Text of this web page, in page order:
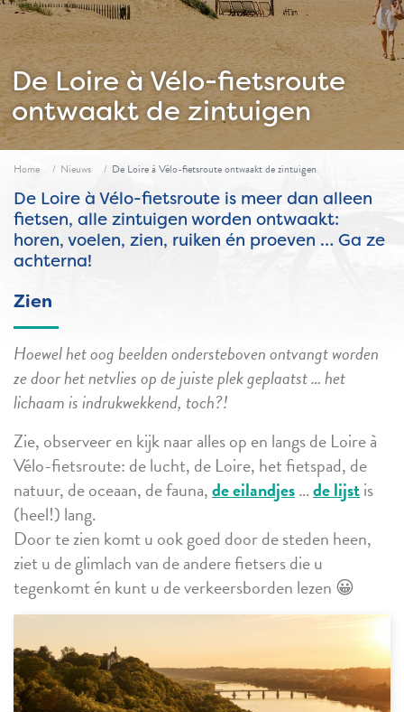
De Loire à Vélo-fietsroute
ontwaakt de zintuigen
Fil d'ariane
Home Nieuws De Loire à Vélo-fietsroute ontwaakt de zintuigen
De Loire à Vélo-fietsroute is meer dan alleen
fietsen, alle zintuigen worden ontwaakt:
horen, voelen, zien, ruiken én proeven … Ga ze
achterna!
Zien
Hoewel het oog beelden ondersteboven ontvangt worden
ze door het netvlies op de juiste plek geplaatst … het
lichaam is indrukwekkend, toch?!
Zie, observeer en kijk naar alles op en langs de Loire à
Vélo-fietsroute: de lucht, de Loire, het fietspad, de
natuur, de oceaan, de fauna,de eilandjes…de lijstis
(heel!) lang.
Door te zien komt u ook goed door de steden heen,
ziet u de glimlach van de andere fietsers die u
tegenkomt én kunt u de verkeersborden lezen 😀